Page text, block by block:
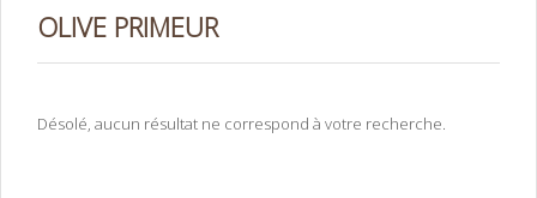
OLIVE PRIMEUR
Désolé, aucun résultat ne correspond à votre recherche.